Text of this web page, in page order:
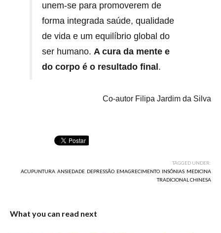
unem-se para promoverem de
forma integrada saúde, qualidade
de vida e um equilíbrio global do
ser humano. A cura da mente e
do corpo é o resultado final .
Co-autor Filipa Jardim da Silva
TAGGED UNDER:
ACUPUNTURA ANSIEDADE DEPRESSÃO EMAGRECIMENTO INSÓNIAS MEDICINA
TRADICIONAL CHINESA
What you can read next